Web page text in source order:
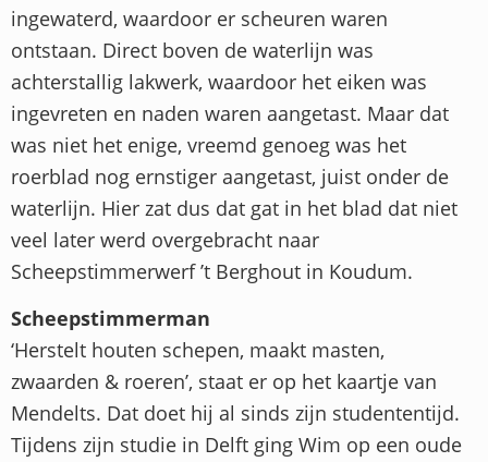
ingewaterd, waardoor er scheuren waren
ontstaan. Direct boven de waterlijn was
achterstallig lakwerk, waardoor het eiken was
ingevreten en naden waren aangetast. Maar dat
was niet het enige, vreemd genoeg was het
roerblad nog ernstiger aangetast, juist onder de
waterlijn. Hier zat dus dat gat in het blad dat niet
veel later werd overgebracht naar
Scheepstimmerwerf ’t Berghout in Koudum.
Scheepstimmerman
‘Herstelt houten schepen, maakt masten,
zwaarden & roeren’, staat er op het kaartje van
Mendelts. Dat doet hij al sinds zijn studententijd.
Tijdens zijn studie in Delft ging Wim op een oude